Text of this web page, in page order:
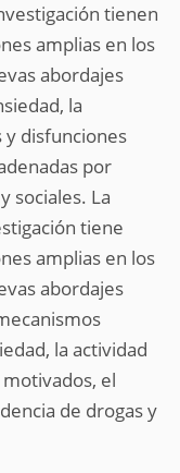
tienen
amplias en los
abordajes
la
y disfunciones
por
sociales. La
tiene
amplias en los
abordajes
la actividad
el
de drogas y